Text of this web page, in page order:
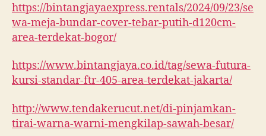
https://bintangjayaexpress.rentals/2024/09/23/se
wa-meja-bundar-cover-tebar-putih-d120cm-
area-terdekat-bogor/
https://www.bintangjaya.co.id/tag/sewa-futura-
kursi-standar-ftr-405-area-terdekat-jakarta/
http://www.tendakerucut.net/di-pinjamkan-
tirai-warna-warni-mengkilap-sawah-besar/